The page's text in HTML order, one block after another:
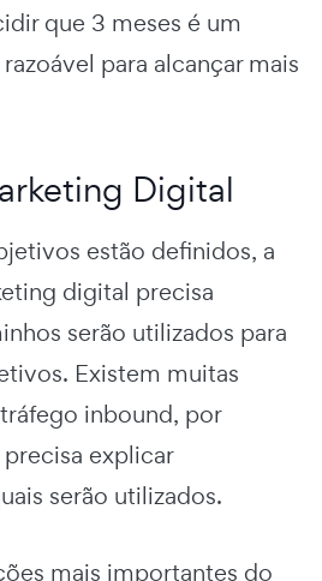
que 3 meses é um
para alcançar mais
Digital
estão definidos, a
digital precisa
serão utilizados para
Existem muitas
inbound, por
explicar
serão utilizados.
mais importantes do